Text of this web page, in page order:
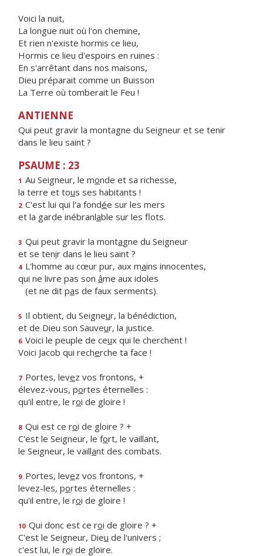
Voici la nuit,
La longue nuit où l'on chemine,
Et rien n'existe hormis ce lieu,
Hormis ce lieu d'espoirs en ruines :
En s'arrêtant dans nos maisons,
Dieu préparait comme un Buisson
La Terre où tomberait le Feu !
ANTIENNE
Qui peut gravir la montagne du Seigneur et se tenir
dans le lieu saint ?
PSAUME : 23
1 Au Seigneur, le monde et sa richesse,
la terre et tous ses habitants !
2 C'est lui qui l'a fondée sur les mers
et la garde inébranlable sur les flots.
3 Qui peut gravir la montagne du Seigneur
et se tenir dans le lieu saint ?
4 L'homme au cœur pur, aux mains innocentes,
qui ne livre pas son âme aux idoles
(et ne dit pas de faux serments).
5 Il obtient, du Seigneur, la bénédiction,
et de Dieu son Sauveur, la justice.
6 Voici le peuple de ceux qui le cherchent !
Voici Jacob qui recherche ta face !
7 Portes, levez vos frontons, +
élevez-vous, portes éternelles :
qu'il entre, le roi de gloire !
8 Qui est ce roi de gloire ? +
C'est le Seigneur, le fort, le vaillant,
le Seigneur, le vaillant des combats.
9 Portes, levez vos frontons, +
levez-les, portes éternelles :
qu'il entre, le roi de gloire !
10 Qui donc est ce roi de gloire ? +
C'est le Seigneur, Dieu de l'univers ;
c'est lui, le roi de gloire.